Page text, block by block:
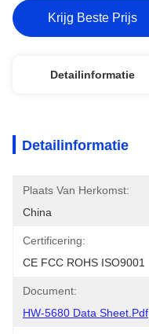
Krijg Beste Prijs
Detailinformatie
Detailinformatie
Plaats Van Herkomst:
China
Certificering:
CE FCC ROHS ISO9001
Document:
HW-5680 Data Sheet.pdf